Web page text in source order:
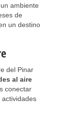
ambiente
de
un destino
del Pinar
al aire
conectar
actividades